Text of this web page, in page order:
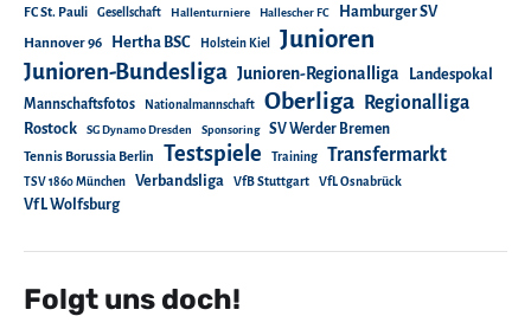
FC St. Pauli Gesellschaft Hallenturniere Hallescher FC Hamburger SV
Hannover 96 Hertha BSC Holstein Kiel Junioren
Junioren-Bundesliga Junioren-Regionalliga
Landespokal
Mannschaftsfotos
Nationalmannschaft Oberliga Regionalliga
Rostock SG Dynamo Dresden Sponsoring SV Werder Bremen
Tennis Borussia Berlin Testspiele Training Transfermarkt
TSV 1860 München Verbandsliga VfB Stuttgart VfL Osnabrück
VfL Wolfsburg
Folgt uns doch!